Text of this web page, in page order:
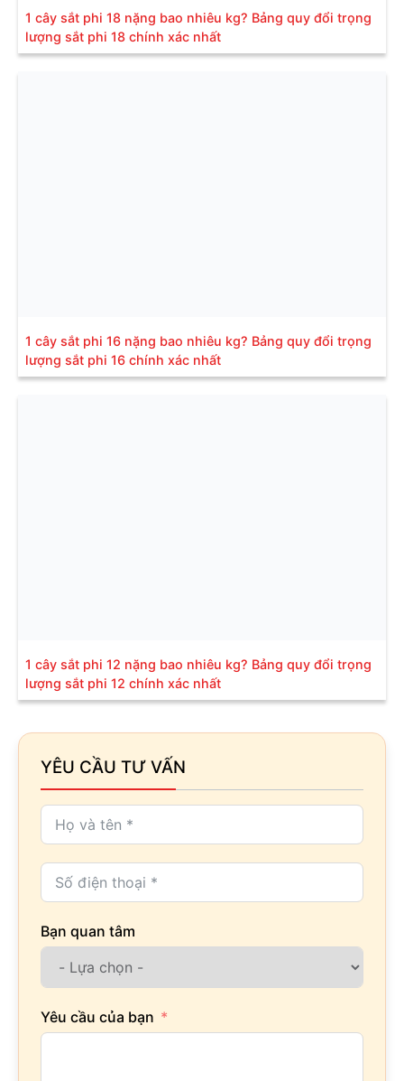
1 cây sắt phi 18 nặng bao nhiêu kg? Bảng quy đổi trọng
lượng sắt phi 18 chính xác nhất
1 cây sắt phi 16 nặng bao nhiêu kg? Bảng quy đổi trọng
lượng sắt phi 16 chính xác nhất
1 cây sắt phi 12 nặng bao nhiêu kg? Bảng quy đổi trọng
lượng sắt phi 12 chính xác nhất
YÊU CẦU TƯ VẤN
Bạn quan tâm
Yêu cầu của bạn